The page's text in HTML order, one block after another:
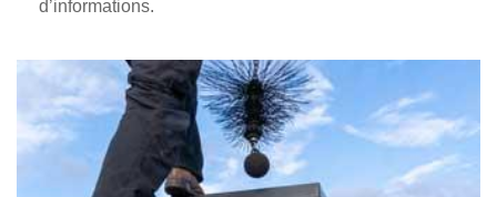
d’informations.